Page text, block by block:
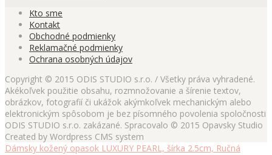
Kto sme
Kontakt
Obchodné podmienky
Reklamačné podmienky
Ochrana osobných údajov
Copyright © 2015 ODIS STUDIO s.r.o. / Všetky práva vyhradené.
Akékoľvek použitie obsahu, rozmnožovanie a šírenie textov,
obrázkov, fotografií či ukážok akýmkoľvek mechanickým alebo
elektronickým spôsobom je bez písomného povolenia spoločnosti
ODIS STUDIO s.r.o. zakázané. Spracovalo © 2015 Opavsky Studio
Created by Wordpress CMS system
Dámsky kožený opasok LUXURY PEARL, šírka 2.5cm, Ručná